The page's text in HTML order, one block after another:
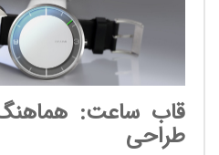
قاب ساعت:
طراحی